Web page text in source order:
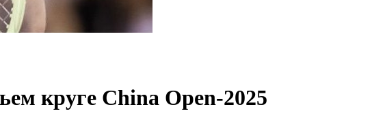
круге China Open-2025